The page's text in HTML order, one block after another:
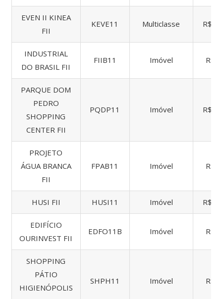
EVEN II KINEA
FII
KEVE11 Multiclasse R$
INDUSTRIAL
DO BRASIL FII
FIIB11 Imóvel R$
PARQUE DOM
PEDRO
SHOPPING
CENTER FII
PQDP11 Imóvel R$
PROJETO
ÁGUA BRANCA
FII
FPAB11 Imóvel R$
HUSI FII HUSI11 Imóvel R$
EDIFÍCIO
OURINVEST FII
EDFO11B Imóvel R$
SHOPPING
PÁTIO
HIGIENÓPOLIS
SHPH11 Imóvel R$